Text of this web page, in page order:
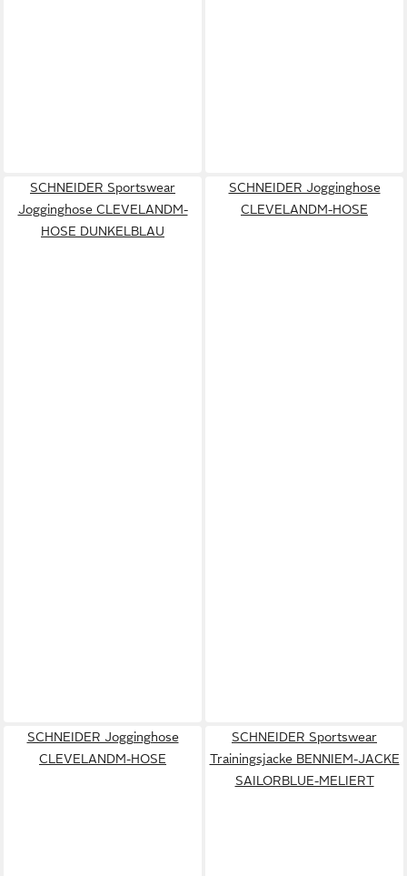
SCHNEIDER Sportswear
Jogginghose CLEVELANDM-
HOSE DUNKELBLAU
SCHNEIDER Jogginghose
CLEVELANDM-HOSE
SCHNEIDER Jogginghose
CLEVELANDM-HOSE
SCHNEIDER Sportswear
Trainingsjacke BENNIEM-JACKE
SAILORBLUE-MELIERT